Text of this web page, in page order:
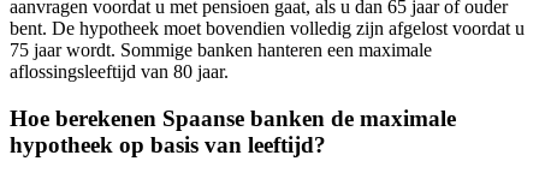
aanvragen voordat u met pensioen gaat, als u dan 65 jaar of ouder
bent. De hypotheek moet bovendien volledig zijn afgelost voordat u
75 jaar wordt. Sommige banken hanteren een maximale
aflossingsleeftijd van 80 jaar.
Hoe berekenen Spaanse banken de maximale
hypotheek op basis van leeftijd?